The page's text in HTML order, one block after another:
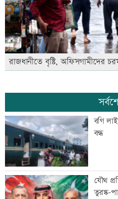
রাজধানীতে বৃষ্টি, অফিসগামীদের
বগি
বন্ধ
যৌথ
তুরস্ক-